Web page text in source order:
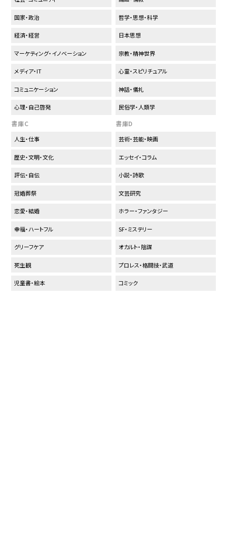
国家・政治
経済・経営
マーケティング・イノベーション
メディア・IT
コミュニケーション
心理・自己啓発
哲学・思想・科学
日本思想
宗教・精神世界
心霊・スピリチュアル
神話・儀礼
民俗学・人類学
書庫C
人生・仕事
歴史・文明・文化
評伝・自伝
冠婚葬祭
恋愛・結婚
幸福・ハートフル
グリーフケア
死生観
児童書・絵本
書庫D
芸術・芸能・映画
エッセイ・コラム
小説・詩歌
文芸研究
ホラー・ファンタジー
SF・ミステリー
オカルト・陰謀
プロレス・格闘技・武道
コミック